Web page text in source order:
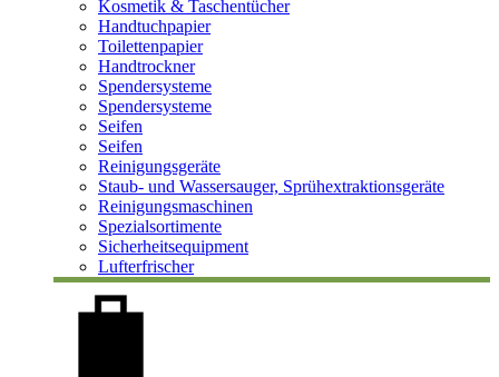
Kosmetik & Taschentücher
Handtuchpapier
Toilettenpapier
Handtrockner
Spendersysteme
Spendersysteme
Seifen
Seifen
Reinigungsgeräte
Staub- und Wassersauger, Sprühextraktionsgeräte
Reinigungsmaschinen
Spezialsortimente
Sicherheitsequipment
Lufterfrischer